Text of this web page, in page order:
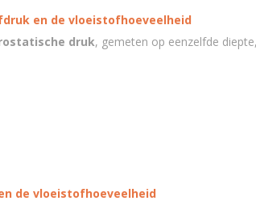
en de vloeistofhoeveelheid
druk, gemeten op eenzelfde
de vloeistofhoeveelheid